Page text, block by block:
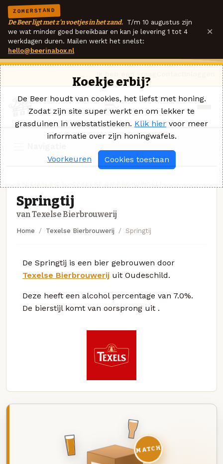
ZOMERSTAND
De Beer ligt met z'n voetjes in het zand. T/m 10 augustus zijn
we wat minder goed bereikbaar en kan je levering 1 tot 4
werkdagen duren. Mailen werkt het snelst:
hello@beerinabox.nl
×
Springtij
van Texelse Bierbrouwerij
Home Texelse Bierbrouwerij Springtij
De Springtij is een bier gebrouwen door
Texelse Bierbrouwerij uit Oudeschild.
Deze heeft een alcohol percentage van 7.0%.
De bierstijl komt van oorsprong uit .
MATCH
Koekje erbij?
De Beer houdt van cookies, het liefst met honing.
Zodat zijn site super werkt en om lekker te
grasduinen in webstatistieken. Klik hier voor meer
informatie over zijn honingwafels.
Voorkeuren Cookies toestaan